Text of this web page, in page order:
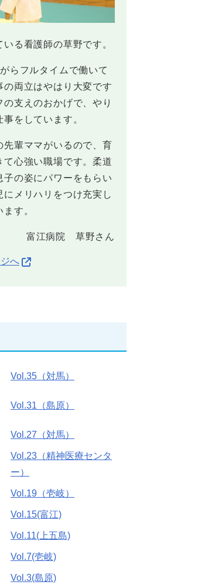
る看護師の草野です。
らフルタイムで働いて
の両立はやはり大変です
支えのおかげで、やり
をしています。
先輩ママがいるので、育
て心強い職場です。柔道
子の姿にパワーをもらい
にメリハリをつけ充実し
す。
富江病院 草野さん
へ
Vol.35（対馬）
Vol.31（島原）
Vol.27（対馬）
Vol.23（精神医療センタ
ー）
Vol.19（壱岐）
Vol.15(富江)
Vol.11(上五島)
Vol.7(壱岐)
Vol.3(島原)